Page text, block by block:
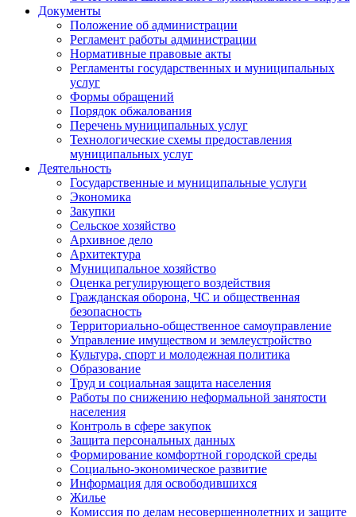
Документы
Положение об администрации
Регламент работы администрации
Нормативные правовые акты
Регламенты государственных и муниципальных
услуг
Формы обращений
Порядок обжалования
Перечень муниципальных услуг
Технологические схемы предоставления
муниципальных услуг
Деятельность
Государственные и муниципальные услуги
Экономика
Закупки
Сельское хозяйство
Архивное дело
Архитектура
Муниципальное хозяйство
Оценка регулирующего воздействия
Гражданская оборона, ЧС и общественная
безопасность
Территориально-общественное самоуправление
Управление имуществом и землеустройство
Культура, спорт и молодежная политика
Образование
Труд и социальная защита населения
Работы по снижению неформальной занятости
населения
Контроль в сфере закупок
Защита персональных данных
Формирование комфортной городской среды
Социально-экономическое развитие
Информация для освободившихся
Жилье
Комиссия по делам несовершеннолетних и защите